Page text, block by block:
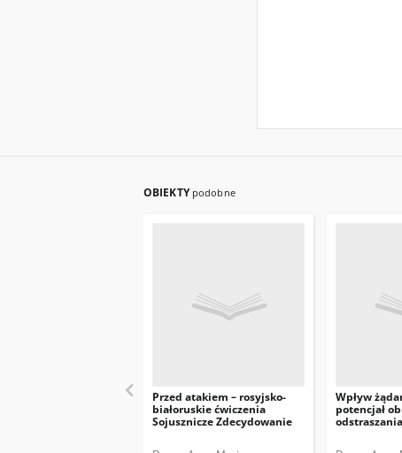
OBIEKTY podobne
Przed atakiem – rosyjsko-
białoruskie ćwiczenia
Sojusznicze Zdecydowanie
Wpływ
potencjał